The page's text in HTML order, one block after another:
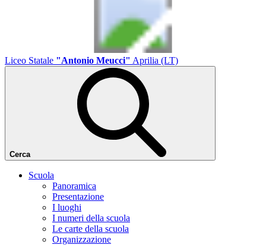
Liceo Statale "Antonio Meucci" Aprilia (LT)
Cerca
Scuola
Panoramica
Presentazione
I luoghi
I numeri della scuola
Le carte della scuola
Organizzazione